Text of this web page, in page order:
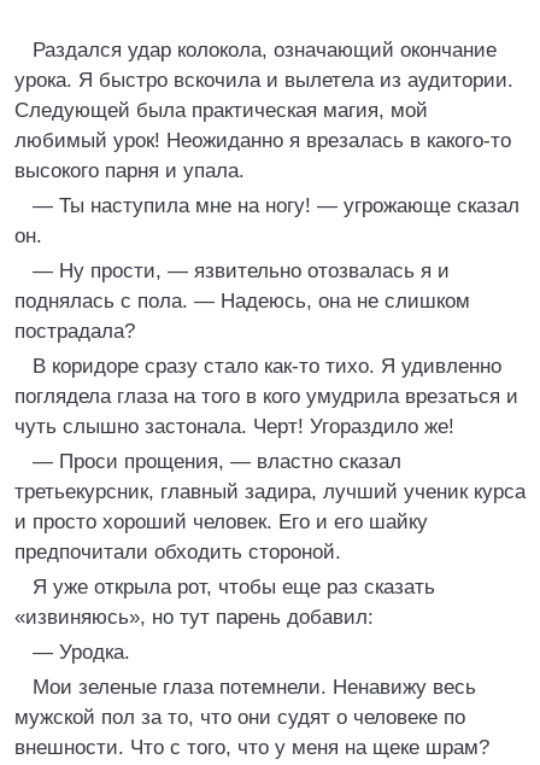
Раздался удар колокола, означающий окончание
урока. Я быстро вскочила и вылетела из аудитории.
Следующей была практическая магия, мой
любимый урок! Неожиданно я врезалась в какого-то
высокого парня и упала.
— Ты наступила мне на ногу! — угрожающе сказал
он.
— Ну прости, — язвительно отозвалась я и
поднялась с пола. — Надеюсь, она не слишком
пострадала?
В коридоре сразу стало как-то тихо. Я удивленно
поглядела глаза на того в кого умудрила врезаться и
чуть слышно застонала. Черт! Угораздило же!
— Проси прощения, — властно сказал
третьекурсник, главный задира, лучший ученик курса
и просто хороший человек. Его и его шайку
предпочитали обходить стороной.
Я уже открыла рот, чтобы еще раз сказать
«извиняюсь», но тут парень добавил:
— Уродка.
Мои зеленые глаза потемнели. Ненавижу весь
мужской пол за то, что они судят о человеке по
внешности. Что с того, что у меня на щеке шрам?